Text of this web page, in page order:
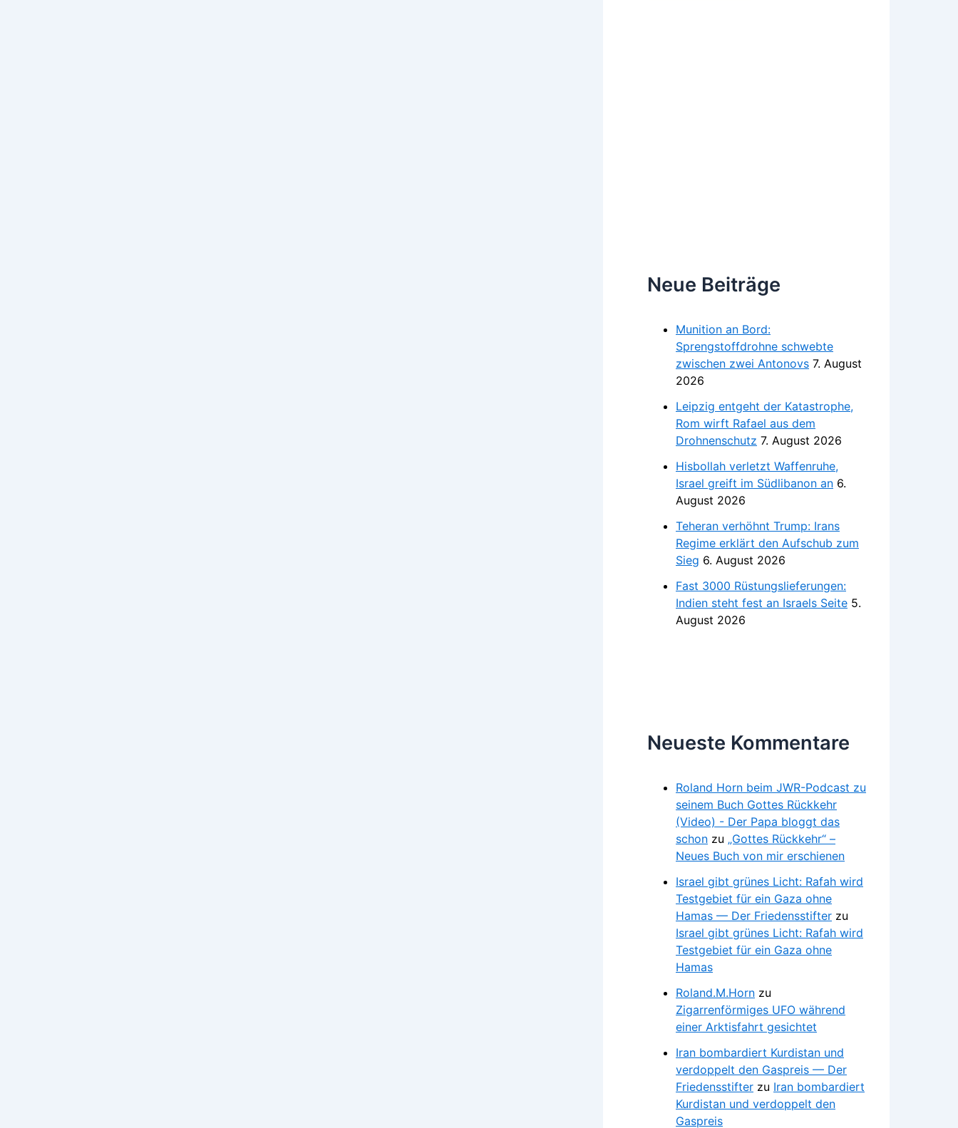
Neue Beiträge
Munition an Bord:
Sprengstoffdrohne schwebte
zwischen zwei Antonovs 7. August
2026
Leipzig entgeht der Katastrophe,
Rom wirft Rafael aus dem
Drohnenschutz 7. August 2026
Hisbollah verletzt Waffenruhe,
Israel greift im Südlibanon an 6.
August 2026
Teheran verhöhnt Trump: Irans
Regime erklärt den Aufschub zum
Sieg 6. August 2026
Fast 3000 Rüstungslieferungen:
Indien steht fest an Israels Seite 5.
August 2026
Neueste Kommentare
Roland Horn beim JWR-Podcast zu
seinem Buch Gottes Rückkehr
(Video) - Der Papa bloggt das
schon zu „Gottes Rückkehr“ –
Neues Buch von mir erschienen
Israel gibt grünes Licht: Rafah wird
Testgebiet für ein Gaza ohne
Hamas — Der Friedensstifter zu
Israel gibt grünes Licht: Rafah wird
Testgebiet für ein Gaza ohne
Hamas
Roland.M.Horn zu
Zigarrenförmiges UFO während
einer Arktisfahrt gesichtet
Iran bombardiert Kurdistan und
verdoppelt den Gaspreis — Der
Friedensstifter zu Iran bombardiert
Kurdistan und verdoppelt den
Gaspreis